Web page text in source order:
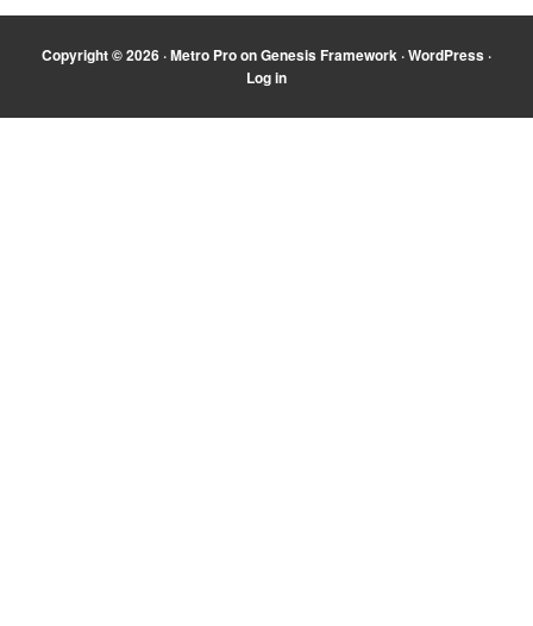
Copyright © 2026 ·Metro ProonGenesis Framework ·WordPress ·
Log in